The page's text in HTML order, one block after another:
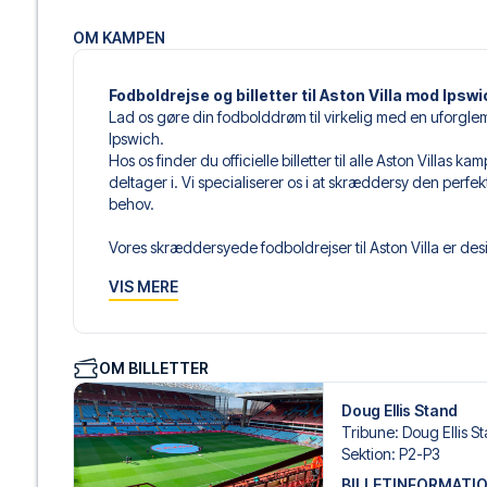
OM KAMPEN
Fodboldrejse og billetter til Aston Villa mod
Lad os gøre din fodbolddrøm til virkelig med en
Ipswich.
Hos os finder du officielle billetter til alle Aston Villas
deltager i. Vi specialiserer os i at skræddersy den
behov.
Vores skræddersyede fodboldrejser til Aston Villa er
af fodboldbilletter, udvalgte hotel til enhver smag og
Når du vælger din billettype, kan du se i hvilken
eksempelvis være loungeadgang og/eller mad og
du vælger billettypen, og på dine rejsedokumenter.
Vi tilbyder et bredt udvalg af håndplukkede hoteller i
Fra luksuriøse 5-stjernede hoteller til charmerende
VIS MERE
OM BILLETTER
Doug Ellis Stand
Tribune: Doug Ellis
Sektion: P2-P3